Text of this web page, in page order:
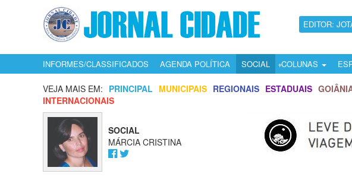
EDITOR:
INFORMES/CLASSIFICADOS AGENDA POLÍTICA SOCIAL COLUNAS
VEJA MAIS EM: PRINCIPAL MUNICIPAIS REGIONAIS ESTADUAIS
INTERNACIONAIS
SOCIAL
MÁRCIA CRISTINA